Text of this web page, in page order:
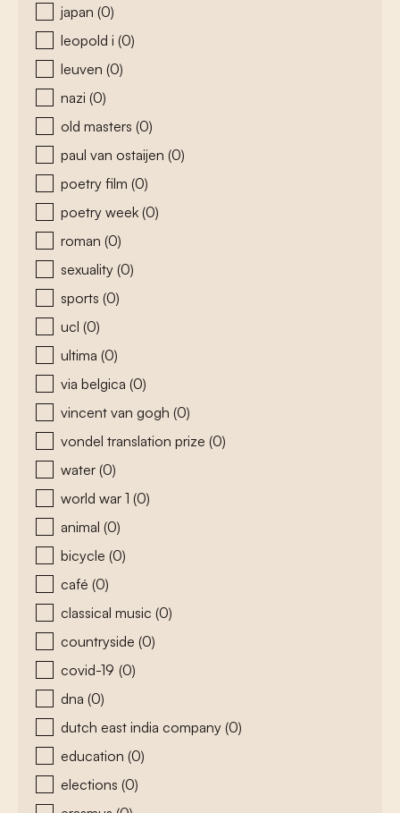
japan (0)
leopold i (0)
leuven (0)
nazi (0)
old masters (0)
paul van ostaijen (0)
poetry film (0)
poetry week (0)
roman (0)
sexuality (0)
sports (0)
ucl (0)
ultima (0)
via belgica (0)
vincent van gogh (0)
vondel translation prize (0)
water (0)
world war 1 (0)
animal (0)
bicycle (0)
café (0)
classical music (0)
countryside (0)
covid-19 (0)
dna (0)
dutch east india company (0)
education (0)
elections (0)